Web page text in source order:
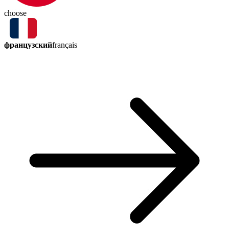
choose
французскийfrançais